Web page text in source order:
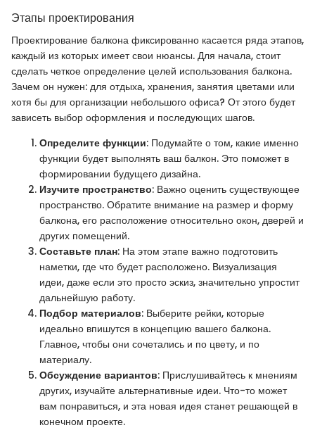
Этапы проектирования
Проектирование балкона фиксированно касается ряда этапов,
каждый из которых имеет свои нюансы. Для начала, стоит
сделать четкое определение целей использования балкона.
Зачем он нужен: для отдыха, хранения, занятия цветами или
хотя бы для организации небольшого офиса? От этого будет
зависеть выбор оформления и последующих шагов.
Определите функции: Подумайте о том, какие именно
функции будет выполнять ваш балкон. Это поможет в
формировании будущего дизайна.
Изучите пространство: Важно оценить существующее
пространство. Обратите внимание на размер и форму
балкона, его расположение относительно окон, дверей и
других помещений.
Составьте план: На этом этапе важно подготовить
наметки, где что будет расположено. Визуализация
идеи, даже если это просто эскиз, значительно упростит
дальнейшую работу.
Подбор материалов: Выберите рейки, которые
идеально впишутся в концепцию вашего балкона.
Главное, чтобы они сочетались и по цвету, и по
материалу.
Обсуждение вариантов: Прислушивайтесь к мнениям
других, изучайте альтернативные идеи. Что-то может
вам понравиться, и эта новая идея станет решающей в
конечном проекте.